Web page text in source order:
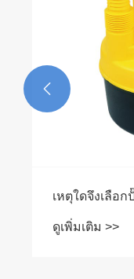
เหตุใดจึงเลือ
ดูเพิ่มเติม >>
